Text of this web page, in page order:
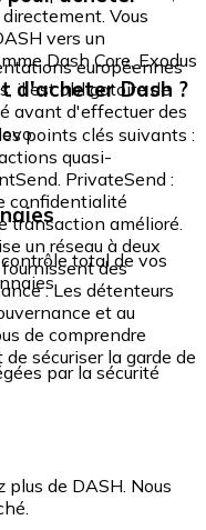
Vous
vers un
Dash Core, Exodus
européennes
il est obligatoire de
avant d'effectuer des
d'acheter Dash ?
points clés suivants :
quasi-
PrivateSend :
confidentialité
transaction amélioré.
un réseau à deux
des
: Les détenteurs
et au
de comprendre
sécuriser la garde de
total de vos
par la sécurité
plus de DASH. Nous